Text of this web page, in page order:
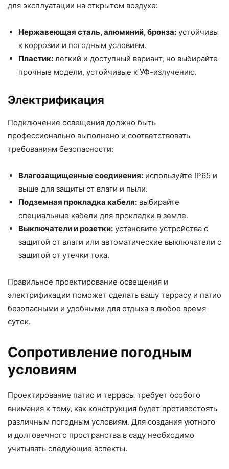
для эксплуатации на открытом воздухе:
Нержавеющая сталь, алюминий, бронза: устойчивы
к коррозии и погодным условиям.
Пластик: легкий и доступный вариант, но выбирайте
прочные модели, устойчивые к УФ-излучению.
Электрификация
Подключение освещения должно быть
профессионально выполнено и соответствовать
требованиям безопасности:
Влагозащищенные соединения: используйте IP65 и
выше для защиты от влаги и пыли.
Подземная прокладка кабеля: выбирайте
специальные кабели для прокладки в земле.
Выключатели и розетки: установите устройства с
защитой от влаги или автоматические выключатели с
защитой от утечки тока.
Правильное проектирование освещения и
электрификации поможет сделать вашу террасу и патио
безопасными и удобными для отдыха в любое время
суток.
Сопротивление погодным
условиям
Проектирование патио и террасы требует особого
внимания к тому, как конструкция будет противостоять
различным погодным условиям. Для создания уютного
и долговечного пространства в саду необходимо
учитывать следующие аспекты.